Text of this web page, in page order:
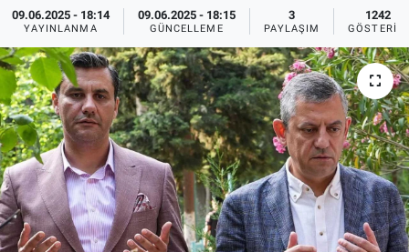
09.06.2025 - 18:14
YAYINLANMA
09.06.2025 - 18:15
GÜNCELLEME
3
PAYLAŞIM
1242
GÖSTERIM
Eğitim
Eğlence
Ekonomi
Forum
Gerçeğin İzinde
Gün Başlıyor